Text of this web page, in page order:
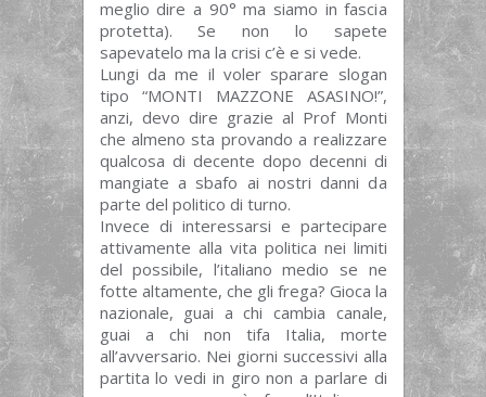
meglio dire a 90° ma siamo in fascia
protetta). Se non lo sapete
sapevatelo ma la crisi c’è e si vede.
Lungi da me il voler sparare slogan
tipo “MONTI MAZZONE ASASINO!”,
anzi, devo dire grazie al Prof Monti
che almeno sta provando a realizzare
qualcosa di decente dopo decenni di
mangiate a sbafo ai nostri danni da
parte del politico di turno.
Invece di interessarsi e partecipare
attivamente alla vita politica nei limiti
del possibile, l’italiano medio se ne
fotte altamente, che gli frega? Gioca la
nazionale, guai a chi cambia canale,
guai a chi non tifa Italia, morte
all’avversario. Nei giorni successivi alla
partita lo vedi in giro non a parlare di